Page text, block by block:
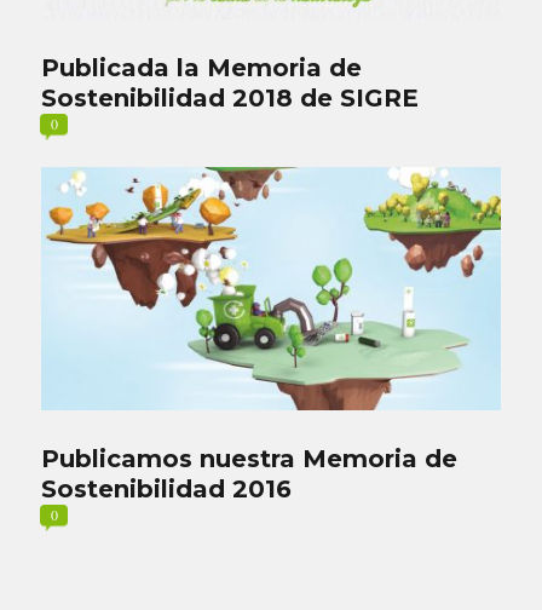
Publicada la Memoria de
Sostenibilidad 2018 de SIGRE
0
Publicamos nuestra Memoria de
Sostenibilidad 2016
0